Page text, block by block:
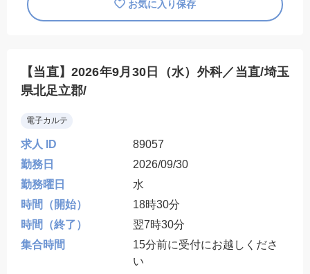
お気に入り保存
【当直】2026年9月30日（水）外科／当直/埼玉
県北足立郡/
電子カルテ
求人 ID
89057
勤務日
2026/09/30
勤務曜日
水
時間（開始）
18時30分
時間（終了）
翌7時30分
集合時間
15分前に受付にお越しくださ
い